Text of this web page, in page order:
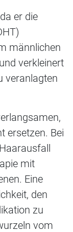
er die
männlichen
verkleinert
veranlagten
ersetzen. Bei
mit
Eine
den
zu
vom